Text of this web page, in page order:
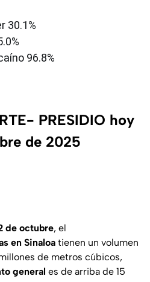
30.1%
96.8%
PRESIDIO hoy
de 2025
de octubre, el
en Sinaloa tienen un volumen
de metros cúbicos,
general es de arriba de 15